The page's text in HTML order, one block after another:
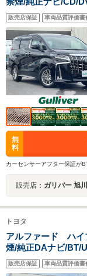
イブレコーダー/前
ーシート/前席シー
ン
販売店保証 車両品質評価書
無
料
カーセンサーアフター保証が
販売店： ガリバー 旭
トヨタ
アルファード ハイ
煙/純正DAナビ/BT/
イ/アンドロイドオ
ド/フリップダウン
販売店保証 車両品質評価書